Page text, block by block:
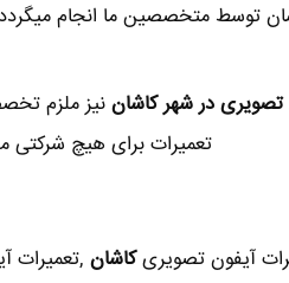
توسط متخصصین ما انجام
تصویری در شهر کاشاننیز ملزم
تعمیرات برای هیچ شرکتی
آیفون تصویریکاشان ,تعمیرات